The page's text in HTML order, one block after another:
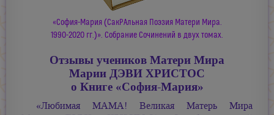
«София-Мария (СакРАльная Поэзия Матери Мира.
1990-2020 гг.)». Собрание Сочинений в двух томах.
Отзывы учеников Матери Мира
Марии ДЭВИ ХРИСТОС
о Книге «София-Мария»
«Любимая МАМА! Великая Матерь Мира